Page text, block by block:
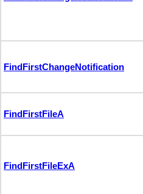
FindFirstChangeNotification
FindFirstFileA
FindFirstFileExA